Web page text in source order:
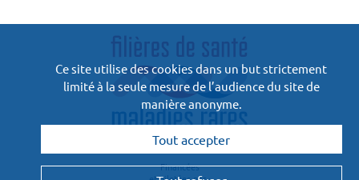
Financées
Ce site utilise des cookies dans un but strictement
limité à la seule mesure de l’audience du site de
manière anonyme.
Tout accepter